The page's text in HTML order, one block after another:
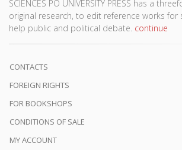
SCIENCES PO UNIVERSITY PRESS has a
original research, to edit reference works
help public and political debate. continue
CONTACTS
FOREIGN RIGHTS
FOR BOOKSHOPS
CONDITIONS OF SALE
MY ACCOUNT